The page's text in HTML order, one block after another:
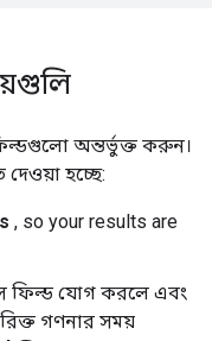
অন্তর্ভুক্ত করুন।
হচ্ছে:
, so your results are
ফিল্ড যোগ করলে এবং
গণনার সময়